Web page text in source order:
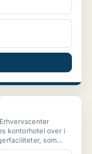
kontorhotel over i
som